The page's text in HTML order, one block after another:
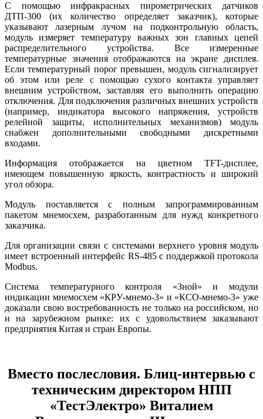
С помощью инфракрасных пирометрических датчиков
ДТП‑300 (их количество определяет заказчик), которые
указывают лазерным лучом на подконтрольную область,
модуль измеряет температуру важных зон главных цепей
распределительного устройства. Все измеренные
температурные значения отображаются на экране дисплея.
Если температурный порог превышен, модуль сигнализирует
об этом или реле с помощью сухого контакта управляет
внешним устройством, заставляя его выполнить операцию
отключения. Для подключения различных внешних устройств
(например, индикатора высокого напряжения, устройств
релейной защиты, исполнительных механизмов) модуль
снабжен дополнительными свободными дискретными
входами.
Информация отображается на цветном TFT-дисплее,
имеющем повышенную яркость, контрастность и широкий
угол обзора.
Модуль поставляется с полным запрограммированным
пакетом мнемосхем, разработанным для нужд конкретного
заказчика.
Для организации связи с системами верхнего уровня модуль
имеет встроенный интерфейс RS‑485 c поддержкой протокола
Modbus.
Система температурного контроля «Зной» и модули
индикации мнемосхем «КРУ-мнемо‑3» и «КСО-мнемо‑3» уже
доказали свою востребованность не только на российском, но
и на зарубежном рынке: их с удовольствием заказывают
предприятия Китая и стран Европы.
Вместо послесловия. Блиц-интервью с
техническим директором НПП
«ТестЭлектро» Виталием